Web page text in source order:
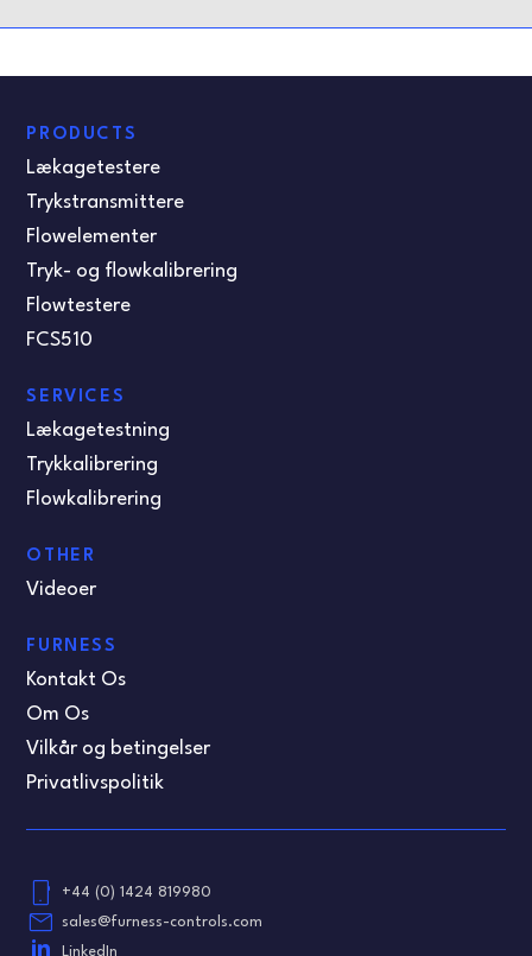
PRODUCTS
Lækagetestere
Trykstransmittere
Flowelementer
Tryk- og flowkalibrering
Flowtestere
FCS510
SERVICES
Lækagetestning
Trykkalibrering
Flowkalibrering
OTHER
Videoer
FURNESS
Kontakt Os
Om Os
Vilkår og betingelser
Privatlivspolitik
phone_android +44 (0) 1424 819980
email
sales@furness-controls.com
LinkedIn